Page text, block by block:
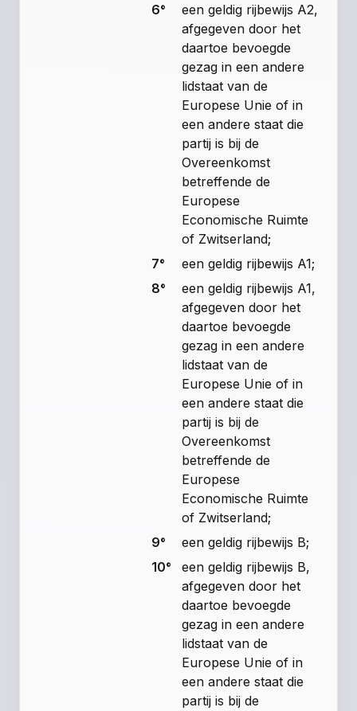
6°
een geldig rijbewijs A2,
afgegeven door het
daartoe bevoegde
gezag in een andere
lidstaat van de
Europese Unie of in
een andere staat die
partij is bij de
Overeenkomst
betreffende de
Europese
Economische Ruimte
of Zwitserland;
7°
een geldig rijbewijs A1;
8°
een geldig rijbewijs A1,
afgegeven door het
daartoe bevoegde
gezag in een andere
lidstaat van de
Europese Unie of in
een andere staat die
partij is bij de
Overeenkomst
betreffende de
Europese
Economische Ruimte
of Zwitserland;
9°
een geldig rijbewijs B;
10°
een geldig rijbewijs B,
afgegeven door het
daartoe bevoegde
gezag in een andere
lidstaat van de
Europese Unie of in
een andere staat die
partij is bij de